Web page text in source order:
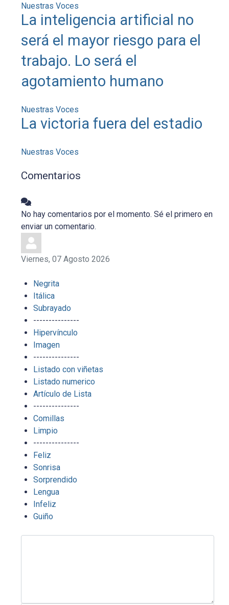
Nuestras Voces
La inteligencia artificial no
será el mayor riesgo para el
trabajo. Lo será el
agotamiento humano
Nuestras Voces
La victoria fuera del estadio
Nuestras Voces
Comentarios
No hay comentarios por el momento. Sé el primero en
enviar un comentario.
Viernes, 07 Agosto 2026
Negrita
Itálica
Subrayado
---------------
Hipervínculo
Imagen
---------------
Listado con viñetas
Listado numerico
Artículo de Lista
---------------
Comillas
Limpio
---------------
Feliz
Sonrisa
Sorprendido
Lengua
Infeliz
Guiño